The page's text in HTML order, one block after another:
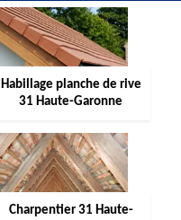
Habillage planche de rive
31 Haute-Garonne
Charpentier 31 Haute-